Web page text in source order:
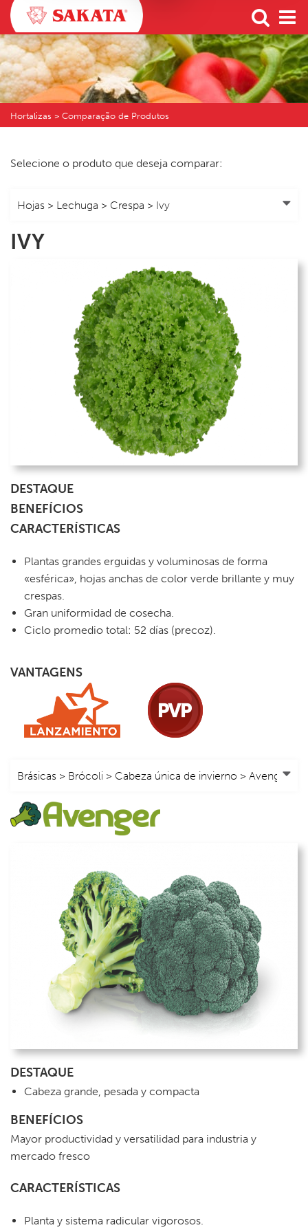
Hortalizas > Comparação de Produtos
Selecione o produto que deseja comparar:
IVY
DESTAQUE
BENEFÍCIOS
CARACTERÍSTICAS
Plantas grandes erguidas y voluminosas de forma
«esférica», hojas anchas de color verde brillante y muy
crespas.
Gran uniformidad de cosecha.
Ciclo promedio total: 52 días (precoz).
VANTAGENS
DESTAQUE
Cabeza grande, pesada y compacta
BENEFÍCIOS
Mayor productividad y versatilidad para industria y
mercado fresco
CARACTERÍSTICAS
Planta y sistema radicular vigorosos.